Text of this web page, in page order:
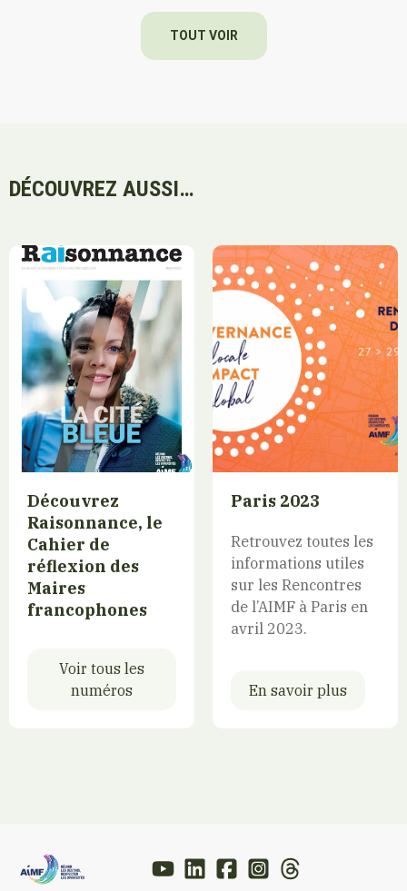
TOUT VOIR
DÉCOUVREZ AUSSI…
Découvrez
Raisonnance, le
Cahier de
réflexion des
Maires
francophones
Voir tous les
numéros
Paris 2023
Retrouvez toutes les
informations utiles
sur les Rencontres
de l’AIMF à Paris en
avril 2023.
En savoir plus